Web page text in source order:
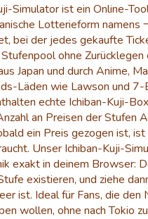
Simulator ist ein Online-
Lotterieform namens
bei der jedes gekaufte
ohne Zurücklegen
Japan und durch Anime,
Läden wie Lawson und 7-
echte Ichiban-Kuji-
an Preisen der Stufen
ein Preis gezogen ist,
Unser Ichiban-Kuji-
exakt in deinem Browser:
existieren, und ziehe
ist. Ideal für Fans, die den
wollen, ohne nach Tokio